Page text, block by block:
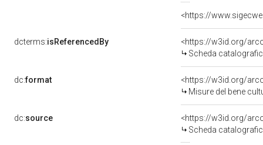
<https://
dcterms:isReferencedBy
<https://w3id.org/
Scheda
dc:format
<https://w3id.org/
Misure del bene
dc:source
<https://w3id.org/
Scheda